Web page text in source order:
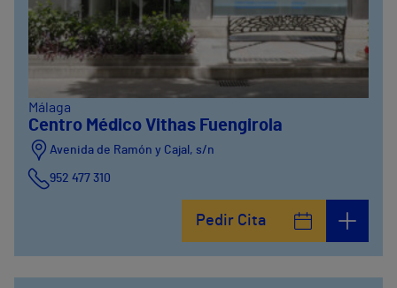
Málaga
Centro Médico Vithas Fuengirola
Avenida de Ramón y Cajal, s/n
952 477 310
Pedir Cita